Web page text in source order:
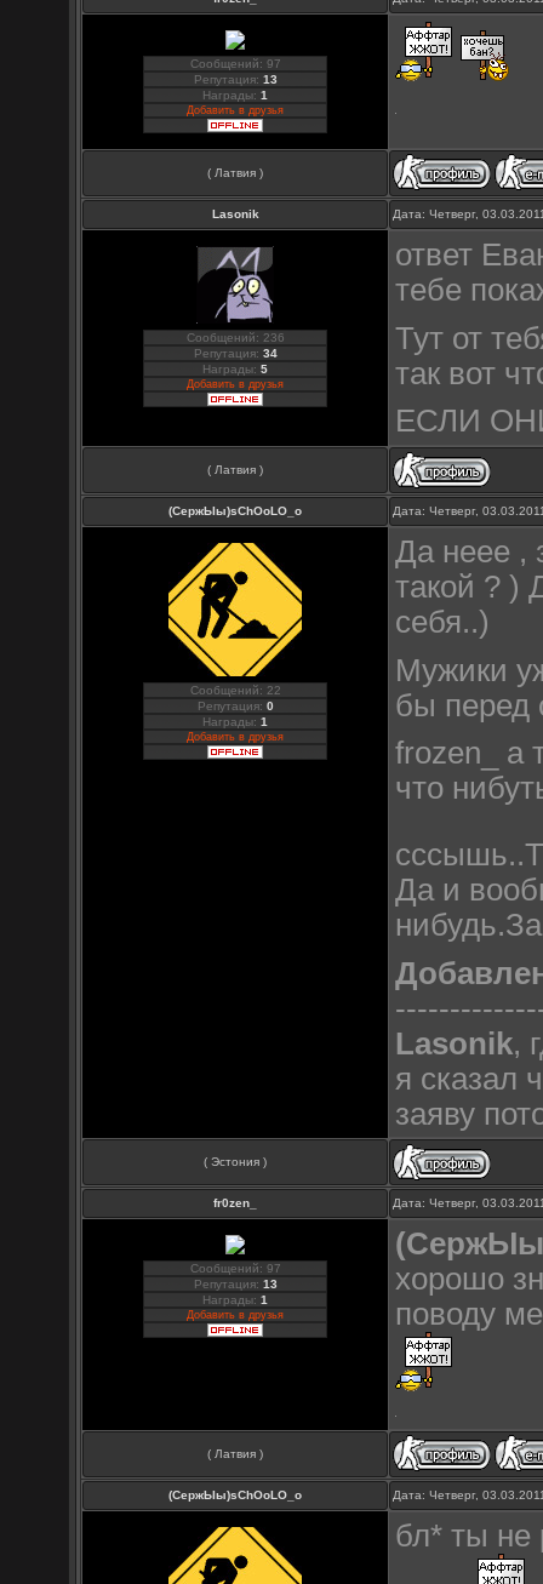
Сообщений: 97
Репутация: 13
Награды:1
Добавить в друзья
( Латвия )
Lasonik Дата: Четверг,
Сообщений: 236
Репутация: 34
Награды:5
Добавить в друзья
ответ
тебе
Тут от
так вот
ЕСЛИ
( Латвия )
(СержЫы)sChOoLO_o Дата: Четверг,
Сообщений: 22
Репутация: 0
Награды:1
Добавить в друзья
Да неее ,
такой ? )
себя..)
Мужики
бы перед
frozen_ а
что
Да и
Lasonik,
я сказал
заяву
( Эстония )
fr0zen_ Дата: Четверг,
Сообщений: 97
Репутация: 13
Награды:1
Добавить в друзья
хорошо
поводу
( Латвия )
(СержЫы)sChOoLO_o Дата: Четверг,
бл* ты